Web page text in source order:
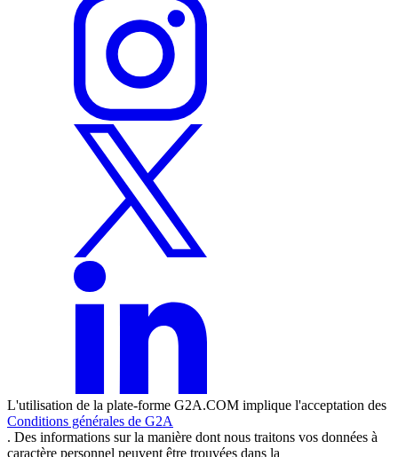
L'utilisation de la plate-forme G2A.COM implique l'acceptation des
Conditions générales de G2A
. Des informations sur la manière dont nous traitons vos données à
caractère personnel peuvent être trouvées dans la